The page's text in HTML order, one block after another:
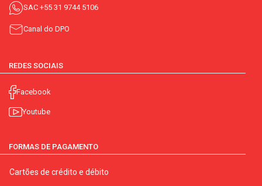
SAC +55 31 9744 5106
Canal do DPO
REDES SOCIAIS
Facebook
Youtube
FORMAS DE PAGAMENTO
Cartões de crédito e débito